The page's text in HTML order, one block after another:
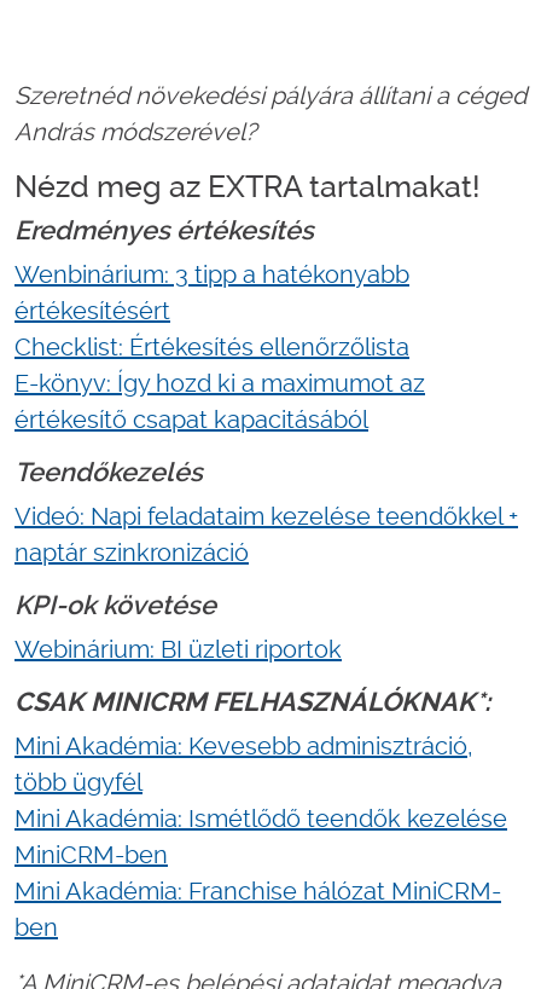
Szeretnéd növekedési pályára állítani a céged
András módszerével?
Nézd meg az EXTRA tartalmakat!
Eredményes értékesítés
Wenbinárium: 3 tipp a hatékonyabb
értékesítésért
Checklist: Értékesítés ellenőrzőlista
E-könyv: Így hozd ki a maximumot az
értékesítő csapat kapacitásából
Teendőkezelés
Videó: Napi feladataim kezelése teendőkkel +
naptár szinkronizáció
KPI-ok követése
Webinárium: BI üzleti riportok
CSAK MINICRM FELHASZNÁLÓKNAK*:
Mini Akadémia: Kevesebb adminisztráció,
több ügyfél
Mini Akadémia: Ismétlődő teendők kezelése
MiniCRM-ben
Mini Akadémia: Franchise hálózat MiniCRM-
ben
*A MiniCRM-es belépési adataidat megadva